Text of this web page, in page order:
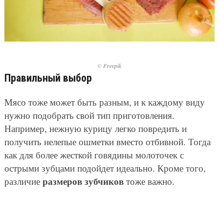
© Freepik
Правильный выбор
Мясо тоже может быть разным, и к каждому виду
нужно подобрать свой тип приготовления.
Например, нежную курицу легко повредить и
получить нелепые ошметки вместо отбивной. Тогда
как для более жесткой говядины молоточек с
острыми зубцами подойдет идеально. Кроме того,
различие размеров зубчиковтоже важно.